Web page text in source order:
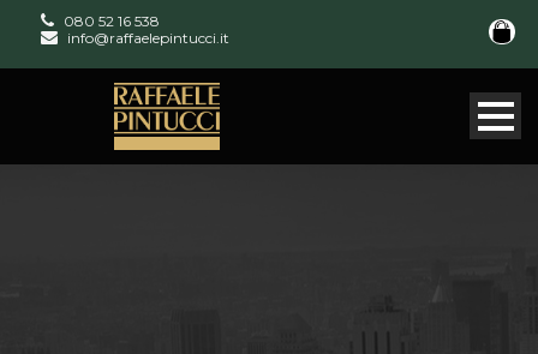
080 52 16 538
info@raffaelepintucci.it